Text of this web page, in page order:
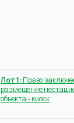
Лот 1: Право
размещение
объекта - киоск